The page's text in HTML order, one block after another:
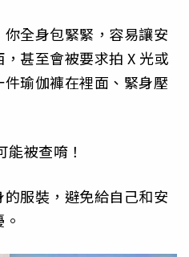
全身包緊緊，容易讓安
甚至會被要求拍 X 光或
瑜伽褲在裡面、緊身壓
能被查唷！
服裝，避免給自己和安